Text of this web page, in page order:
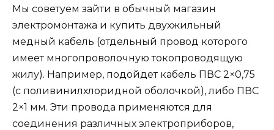
Мы советуем зайти в обычный магазин
электромонтажа и купить двухжильный
медный кабель (отдельный провод которого
имеет многопроволочную токопроводящую
жилу). Например, подойдет кабель ПВС 2×0,75
(с поливинилхлоридной оболочкой), либо ПВС
2×1 мм. Эти провода применяются для
соединения различных электроприборов,